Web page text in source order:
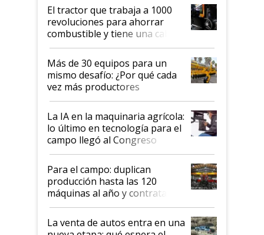
El tractor que trabaja a 1000
revoluciones para ahorrar
combustible y tiene una cabina
que parece una computadora:
lo último en el mundo,
disponible en Argentina
Más de 30 equipos para un
mismo desafío: ¿Por qué cada
vez más productores
incorporan fertilizante bajo
tierra?
La IA en la maquinaria agrícola:
lo último en tecnología para el
campo llegó al Congreso
Aapresid 2026
Para el campo: duplican
producción hasta las 120
máquinas al año y contratan
especialistas de la industria
automotriz para lograrlo
La venta de autos entra en una